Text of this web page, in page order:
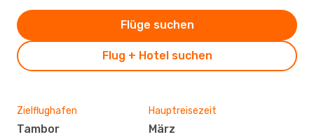
Flug + Hotel suchen
Flüge suchen
Zielflughafen
Tambor
Hauptreisezeit
März